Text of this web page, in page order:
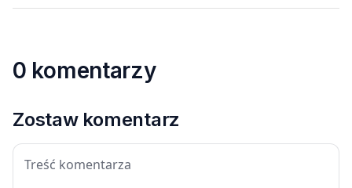
0 komentarzy
Zostaw komentarz